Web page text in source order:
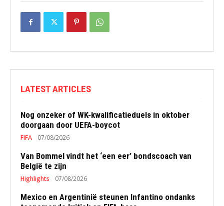
LATEST ARTICLES
Nog onzeker of WK-kwalificatieduels in oktober
doorgaan door UEFA-boycot
FIFA 07/08/2026
Van Bommel vindt het ‘een eer’ bondscoach van
België te zijn
Highlights 07/08/2026
Mexico en Argentinië steunen Infantino ondanks